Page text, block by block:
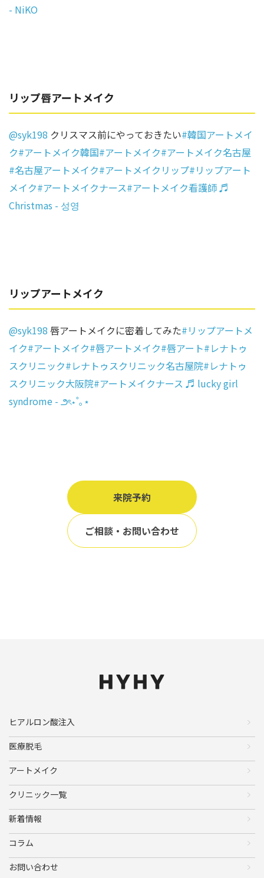
- NiKO
リップ唇アートメイク
@syk198 クリスマス前にやっておきたい#韓国アートメイ
ク#アートメイク韓国#アートメイク#アートメイク名古屋
#名古屋アートメイク#アートメイクリップ#リップアート
メイク#アートメイクナース#アートメイク看護師♬
Christmas - 성영
リップアートメイク
@syk198 唇アートメイクに密着してみた#リップアートメ
イク#アートメイク#唇アートメイク#唇アート#レナトゥ
スクリニック#レナトゥスクリニック名古屋院#レナトゥ
スクリニック大阪院#アートメイクナース ♬ lucky girl
syndrome - ౨ৎ⋆˚｡⋆
来院予約
ご相談・お問い合わせ
ヒアルロン酸注入
医療脱毛
アートメイク
クリニック一覧
新着情報
コラム
お問い合わせ